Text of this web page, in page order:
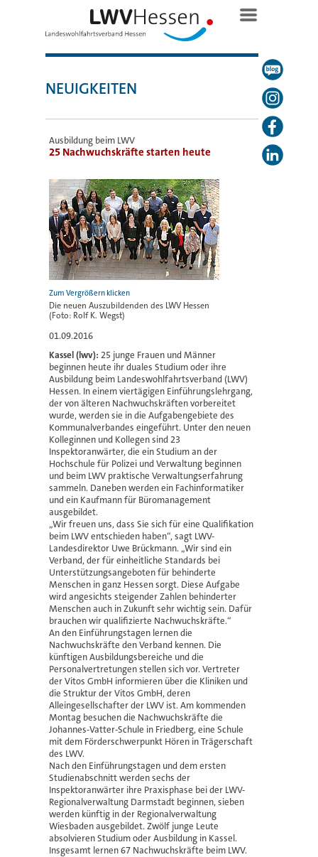
NEUIGKEITEN
Ausbildung beim LWV
25 Nachwuchskräfte starten heute
Die neuen Auszubildenden des LWV Hessen
(Foto: Rolf K. Wegst)
01.09.2016
Kassel (lwv): 25 junge Frauen und Männer
beginnen heute ihr duales Studium oder ihre
Ausbildung beim Landeswohlfahrtsverband (LWV)
Hessen. In einem viertägigen Einführungslehrgang,
der von älteren Nachwuchskräften vorbereitet
wurde, werden sie in die Aufgabengebiete des
Kommunalverbandes eingeführt. Unter den neuen
Kolleginnen und Kollegen sind 23
Inspektoranwärter, die ein Studium an der
Hochschule für Polizei und Verwaltung beginnen
und beim LWV praktische Verwaltungserfahrung
sammeln. Daneben werden ein Fachinformatiker
und ein Kaufmann für Büromanagement
ausgebildet.
„Wir freuen uns, dass Sie sich für eine Qualifikation
beim LWV entschieden haben“, sagt LWV-
Landesdirektor Uwe Brückmann. „Wir sind ein
Verband, der für einheitliche Standards bei
Unterstützungsangeboten für behinderte
Menschen in ganz Hessen sorgt. Diese Aufgabe
wird angesichts steigender Zahlen behinderter
Menschen auch in Zukunft sehr wichtig sein. Dafür
brauchen wir qualifizierte Nachwuchskräfte.“
An den Einführungstagen lernen die
Nachwuchskräfte den Verband kennen. Die
künftigen Ausbildungsbereiche und die
Personalvertretungen stellen sich vor. Vertreter
der Vitos GmbH informieren über die Kliniken und
die Struktur der Vitos GmbH, deren
Alleingesellschafter der LWV ist. Am kommenden
Montag besuchen die Nachwuchskräfte die
Johannes-Vatter-Schule in Friedberg, eine Schule
mit dem Förderschwerpunkt Hören in Trägerschaft
des LWV.
Nach den Einführungstagen und dem ersten
Studienabschnitt werden sechs der
Inspektoranwärter ihre Praxisphase bei der LWV-
Regionalverwaltung Darmstadt beginnen, sieben
werden künftig in der Regionalverwaltung
Wiesbaden ausgebildet. Zwölf junge Leute
absolvieren Studium oder Ausbildung in Kassel.
Insgesamt lernen 67 Nachwuchskräfte beim LWV.